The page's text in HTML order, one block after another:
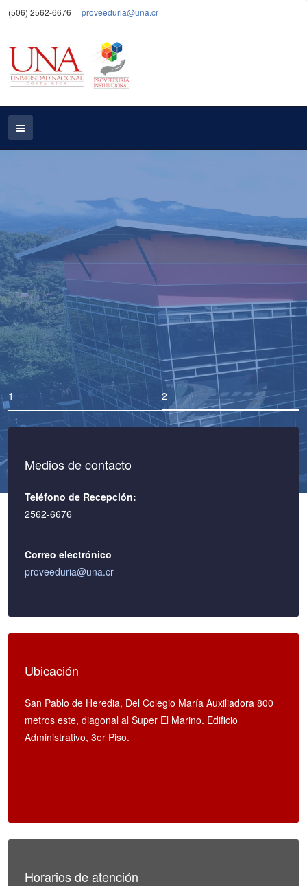
(506) 2562-6676 proveeduria@una.cr
Proveeduría Institucional
Satisface eficazmente las necesidades
institucionales en recursos materiales y contratación
de servicios
Medios de contacto
Teléfono de Recepción:
2562-6676
Correo electrónico
proveeduria@una.cr
Ubicación
San Pablo de Heredia, Del Colegio María Auxiliadora 800
metros este, diagonal al Super El Marino. Edificio
Administrativo, 3er Piso.
Horarios de atención